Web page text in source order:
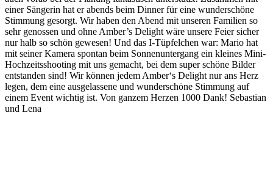
einer Sängerin hat er abends beim Dinner für eine wunderschöne
Stimmung gesorgt. Wir haben den Abend mit unseren Familien so
sehr genossen und ohne Amber’s Delight wäre unsere Feier sicher
nur halb so schön gewesen! Und das I-Tüpfelchen war: Mario hat
mit seiner Kamera spontan beim Sonnenuntergang ein kleines Mini-
Hochzeitsshooting mit uns gemacht, bei dem super schöne Bilder
entstanden sind! Wir können jedem Amber‘s Delight nur ans Herz
legen, dem eine ausgelassene und wunderschöne Stimmung auf
einem Event wichtig ist. Von ganzem Herzen 1000 Dank! Sebastian
und Lena